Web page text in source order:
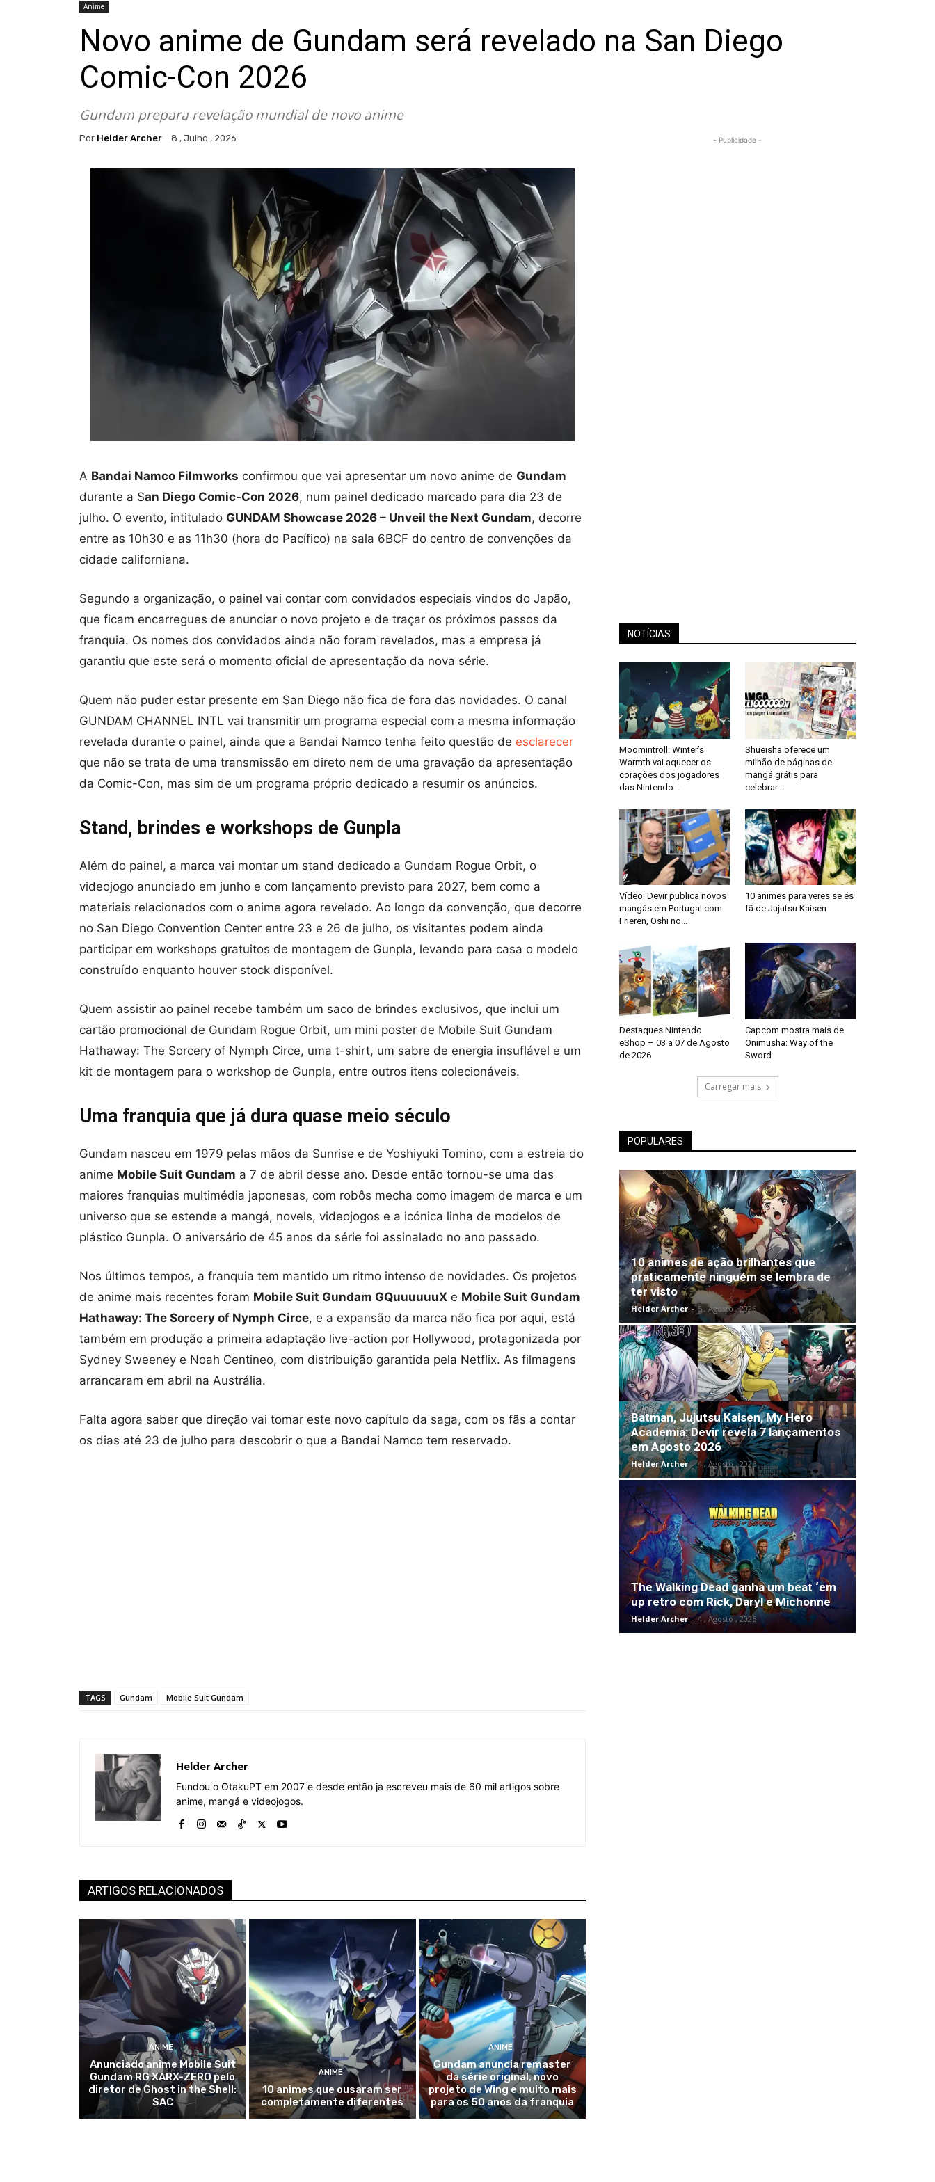
Anime
Novo anime de Gundam será revelado na San Diego
Comic-Con 2026
Gundam prepara revelação mundial de novo anime
Por Helder Archer 8 , Julho , 2026
A Bandai Namco Filmworks confirmou que vai apresentar um novo anime de Gundam
durante a San Diego Comic-Con 2026, num painel dedicado marcado para dia 23 de
julho. O evento, intitulado GUNDAM Showcase 2026 – Unveil the Next Gundam, decorre
entre as 10h30 e as 11h30 (hora do Pacífico) na sala 6BCF do centro de convenções da
cidade californiana.
Segundo a organização, o painel vai contar com convidados especiais vindos do Japão,
que ficam encarregues de anunciar o novo projeto e de traçar os próximos passos da
franquia. Os nomes dos convidados ainda não foram revelados, mas a empresa já
garantiu que este será o momento oficial de apresentação da nova série.
Quem não puder estar presente em San Diego não fica de fora das novidades. O canal
GUNDAM CHANNEL INTL vai transmitir um programa especial com a mesma informação
revelada durante o painel, ainda que a Bandai Namco tenha feito questão de esclarecer
que não se trata de uma transmissão em direto nem de uma gravação da apresentação
da Comic-Con, mas sim de um programa próprio dedicado a resumir os anúncios.
Stand, brindes e workshops de Gunpla
Além do painel, a marca vai montar um stand dedicado a Gundam Rogue Orbit, o
videojogo anunciado em junho e com lançamento previsto para 2027, bem como a
materiais relacionados com o anime agora revelado. Ao longo da convenção, que decorre
no San Diego Convention Center entre 23 e 26 de julho, os visitantes podem ainda
participar em workshops gratuitos de montagem de Gunpla, levando para casa o modelo
construído enquanto houver stock disponível.
Quem assistir ao painel recebe também um saco de brindes exclusivos, que inclui um
cartão promocional de Gundam Rogue Orbit, um mini poster de Mobile Suit Gundam
Hathaway: The Sorcery of Nymph Circe, uma t-shirt, um sabre de energia insuflável e um
kit de montagem para o workshop de Gunpla, entre outros itens colecionáveis.
Uma franquia que já dura quase meio século
Gundam nasceu em 1979 pelas mãos da Sunrise e de Yoshiyuki Tomino, com a estreia do
anime Mobile Suit Gundam a 7 de abril desse ano. Desde então tornou-se uma das
maiores franquias multimédia japonesas, com robôs mecha como imagem de marca e um
universo que se estende a mangá, novels, videojogos e a icónica linha de modelos de
plástico Gunpla. O aniversário de 45 anos da série foi assinalado no ano passado.
Nos últimos tempos, a franquia tem mantido um ritmo intenso de novidades. Os projetos
de anime mais recentes foram Mobile Suit Gundam GQuuuuuuX e Mobile Suit Gundam
Hathaway: The Sorcery of Nymph Circe, e a expansão da marca não fica por aqui, está
também em produção a primeira adaptação live-action por Hollywood, protagonizada por
Sydney Sweeney e Noah Centineo, com distribuição garantida pela Netflix. As filmagens
arrancaram em abril na Austrália.
Falta agora saber que direção vai tomar este novo capítulo da saga, com os fãs a contar
os dias até 23 de julho para descobrir o que a Bandai Namco tem reservado.
TAGS Gundam Mobile Suit Gundam
Helder Archer
Fundou o OtakuPT em 2007 e desde então já escreveu mais de 60 mil artigos sobre
anime, mangá e videojogos.
ARTIGOS RELACIONADOS
ANIME
Anunciado anime Mobile Suit
Gundam RG XARX-ZERO pelo
diretor de Ghost in the Shell:
SAC
ANIME
10 animes que ousaram ser
completamente diferentes
ANIME
Gundam anuncia remaster
da série original, novo
projeto de Wing e muito mais
para os 50 anos da franquia
- Publicidade -
NOTÍCIAS
Moomintroll: Winter’s
Warmth vai aquecer os
corações dos jogadores
das Nintendo...
Shueisha oferece um
milhão de páginas de
mangá grátis para
celebrar...
Vídeo: Devir publica novos
mangás em Portugal com
Frieren, Oshi no...
10 animes para veres se és
fã de Jujutsu Kaisen
Destaques Nintendo
eShop – 03 a 07 de Agosto
de 2026
Capcom mostra mais de
Onimusha: Way of the
Sword
Carregar mais
POPULARES
10 animes de ação brilhantes que
praticamente ninguém se lembra de
ter visto
Helder Archer - 5 , Agosto , 2026
Batman, Jujutsu Kaisen, My Hero
Academia: Devir revela 7 lançamentos
em Agosto 2026
Helder Archer - 4 , Agosto , 2026
The Walking Dead ganha um beat ‘em
up retro com Rick, Daryl e Michonne
Helder Archer - 4 , Agosto , 2026